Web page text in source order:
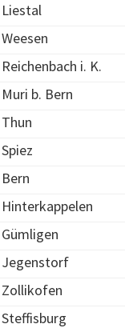
Liestal
Weesen
Reichenbach i. K.
Muri b. Bern
Thun
Spiez
Bern
Hinterkappelen
Gümligen
Jegenstorf
Zollikofen
Steffisburg